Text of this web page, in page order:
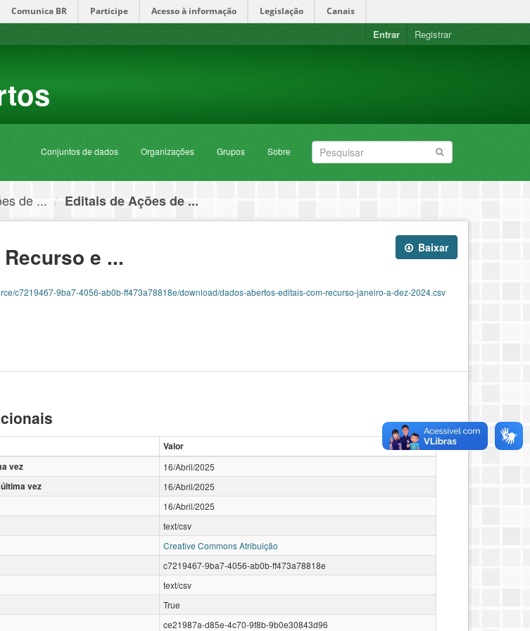
Comunica BR Participe Acesso à informação Legislação Canais
Entrar Registrar
Conjuntos de dados Organizações Grupos Sobre
de ... Editais de Ações de ...
Baixar
e ...
c7219467-9ba7-4056-ab0b-ff473a78818e/download/dados-abertos-editais-com-recurso-janeiro-a-dez-2024.csv
Valor
vez
16/Abril/2025
vez 16/Abril/2025
16/Abril/2025
text/csv
Creative Commons Atribuição
c7219467-9ba7-4056-ab0b-ff473a78818e
text/csv
True
ce21987a-d85e-4c70-9f8b-9b0e30843d96